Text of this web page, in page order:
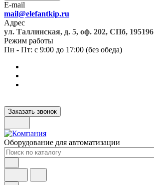
E-mail
mail@elefantkip.ru
Адрес
ул. Таллинская, д. 5, оф. 202, СПб, 195196
Режим работы
Пн - Пт: с 9:00 до 17:00 (без обеда)
Заказать звонок
Оборудование для автоматизации